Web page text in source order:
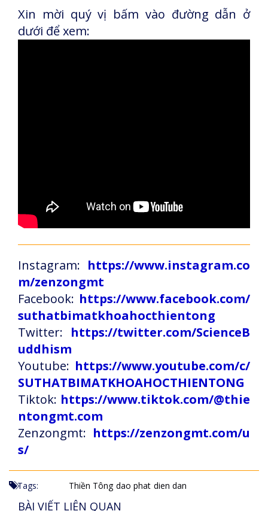
Xin mời quý vị bấm vào đường dẫn ở
dưới để xem:
Instagram: https://www.instagram.co
m/zenzongmt
Facebook: https://www.facebook.com/
suthatbimatkhoahocthientong
Twitter: https://twitter.com/ScienceB
uddhism
Youtube: https://www.youtube.com/c/
SUTHATBIMATKHOAHOCTHIENTONG
Tiktok: https://www.tiktok.com/@thie
ntongmt.com
Zenzongmt: https://zenzongmt.com/u
s/
Tags: Thiền Tông dao phat dien dan
BÀI VIẾT LIÊN QUAN